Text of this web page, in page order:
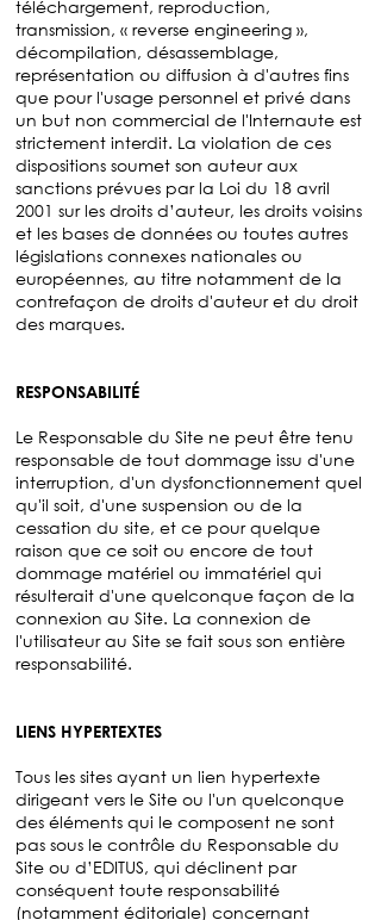
téléchargement, reproduction,
transmission, « reverse engineering »,
décompilation, désassemblage,
représentation ou diffusion à d'autres fins
que pour l'usage personnel et privé dans
un but non commercial de l'Internaute est
strictement interdit. La violation de ces
dispositions soumet son auteur aux
sanctions prévues par la Loi du 18 avril
2001 sur les droits d’auteur, les droits voisins
et les bases de données ou toutes autres
législations connexes nationales ou
européennes, au titre notamment de la
contrefaçon de droits d'auteur et du droit
des marques.
RESPONSABILITÉ
Le Responsable du Site ne peut être tenu
responsable de tout dommage issu d'une
interruption, d'un dysfonctionnement quel
qu'il soit, d'une suspension ou de la
cessation du site, et ce pour quelque
raison que ce soit ou encore de tout
dommage matériel ou immatériel qui
résulterait d'une quelconque façon de la
connexion au Site. La connexion de
l'utilisateur au Site se fait sous son entière
responsabilité.
LIENS HYPERTEXTES
Tous les sites ayant un lien hypertexte
dirigeant vers le Site ou l'un quelconque
des éléments qui le composent ne sont
pas sous le contrôle du Responsable du
Site ou d’EDITUS, qui déclinent par
conséquent toute responsabilité
(notamment éditoriale) concernant